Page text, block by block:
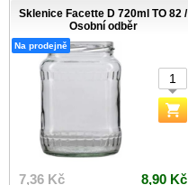
Sklenice Facette D 720ml TO 82 /
Osobní odběr
Na prodejně
7,36 Kč 8,90 Kč